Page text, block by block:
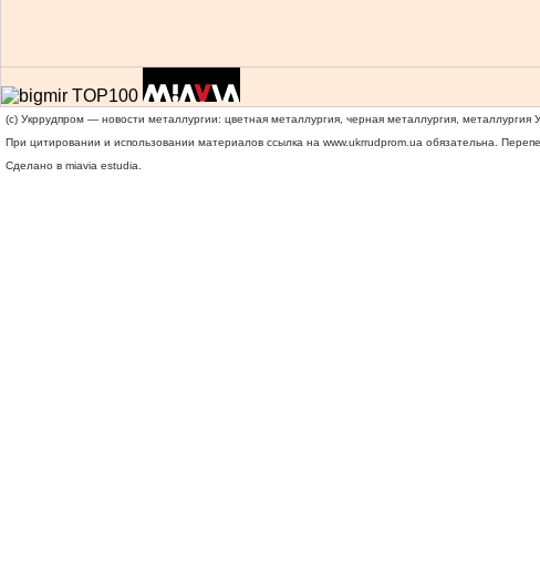
(c) Укррудпром — новости металлургии: цветная металлургия, черная металлургия, металлургия
При цитировании и использовании материалов ссылка на www.ukrrudprom.ua обязательна.
Сделано в miavia estudia.